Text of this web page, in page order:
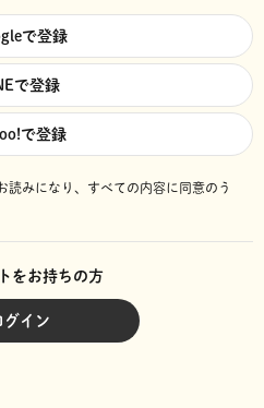
で登録
で登録
で登録
読みになり、 すべての内容に同意のう
をお持ちの方
グイン